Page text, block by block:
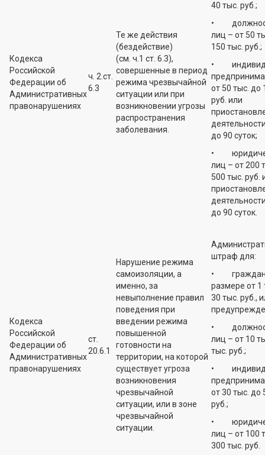
Кодекса
Российской
Федерации об
Административных
правонарушениях
ч. 2.ст.
6.3
Те же действия
(бездействие)
(см. ч.1 ст. 6.3),
совершенные в период
режима чрезвычайной
ситуации или при
возникновении угрозы
распространения
заболевания.
40 тыс. руб.;
•
лиц – от 50
150 тыс. руб.;
•
от 50 тыс. до
руб. или
до 90 суток;
•
лиц – от 200
500 тыс. руб.
до 90 суток.
Кодекса
Российской
Федерации об
Административных
правонарушениях
ст.
20.6.1
Нарушение режима
самоизоляции, а
именно, за
невыполнение правил
поведения при
введении режима
повышенной
готовности на
территории, на которой
существует угроза
возникновения
чрезвычайной
ситуации, или в зоне
чрезвычайной
ситуации.
штраф для:
• граждан
размере от 1
30 тыс. руб.,
•
лиц – от 10
тыс. руб.;
•
от 30 тыс. до
руб.;
•
лиц – от 100
300 тыс. руб.